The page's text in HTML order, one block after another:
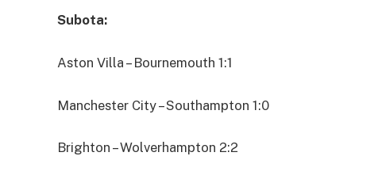
Subota:
Aston Villa – Bournemouth 1:1
Manchester City – Southampton 1:0
Brighton – Wolverhampton 2:2